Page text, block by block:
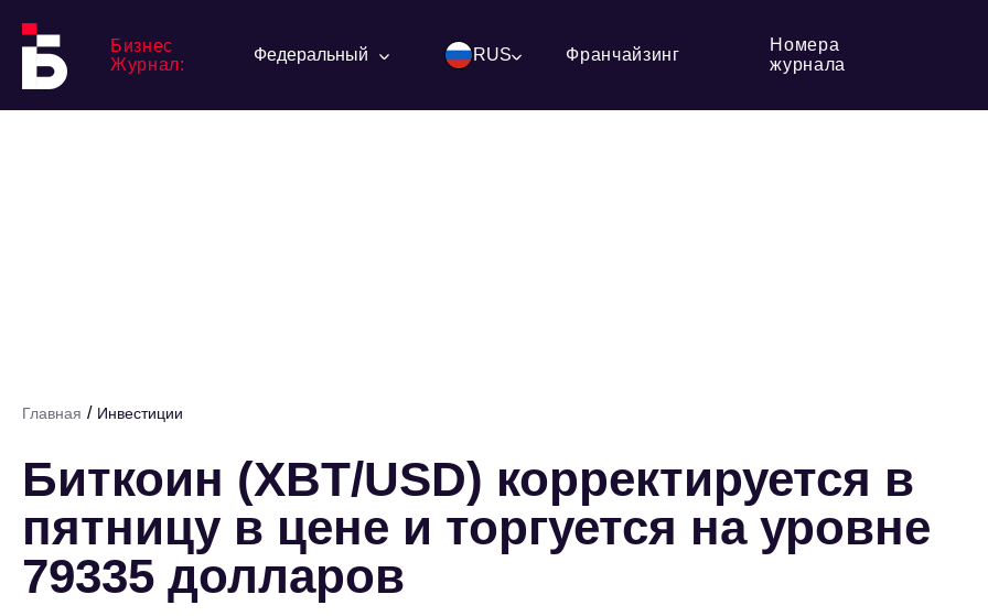
Бизнес
Журнал:
Федеральный RUS Франчайзинг
Номера
журнала
Главная / Инвестиции
Биткоин (XBT/USD) корректируется в
пятницу в цене и торгуется на уровне
79335 долларов